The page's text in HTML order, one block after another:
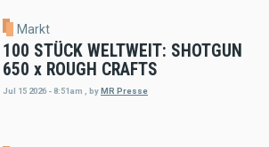
Markt
100 STÜCK WELTWEIT: SHOTGUN
650 x ROUGH CRAFTS
Jul 15 2026 - 8:51am byMR Presse